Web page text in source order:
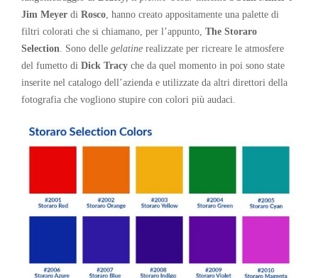
Jim Meyer di Rosco , hanno creato appositamente una palette di
filtri colorati che si chiamano, per l’appunto, The Storaro
Selection . Sono delle gelatine realizzate per ricreare le atmosfere
del fumetto di Dick Tracy che da quel momento in poi sono state
inserite nel catalogo dell’azienda e utilizzate da altri direttori della
fotografia che vogliono stupire con colori più audaci.